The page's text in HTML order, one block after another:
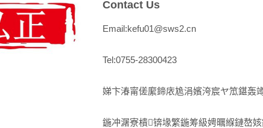
Contact Us
Email:kefu01@sws2.cn
Tel:0755-28300423
娣卞湷甯傞緳鍗庡尯涓嬪洿宸ヤ笟鍖轰
鍦冲潳寮樻锛堟繁鍦筹級娉曞緥鏈嶅